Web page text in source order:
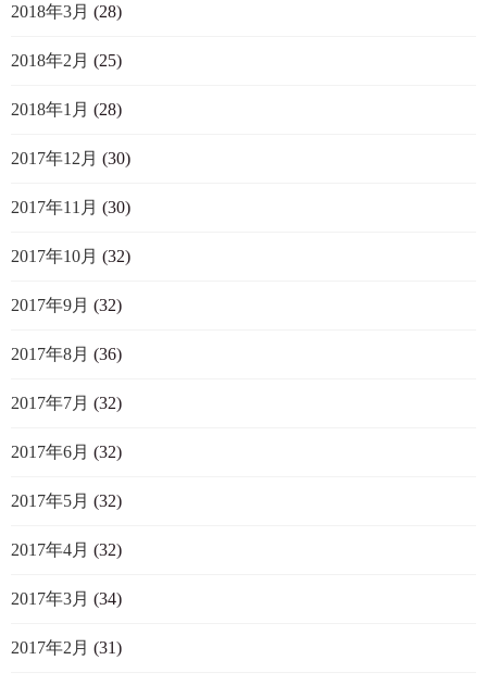
2018年3月 (28)
2018年2月 (25)
2018年1月 (28)
2017年12月 (30)
2017年11月 (30)
2017年10月 (32)
2017年9月 (32)
2017年8月 (36)
2017年7月 (32)
2017年6月 (32)
2017年5月 (32)
2017年4月 (32)
2017年3月 (34)
2017年2月 (31)